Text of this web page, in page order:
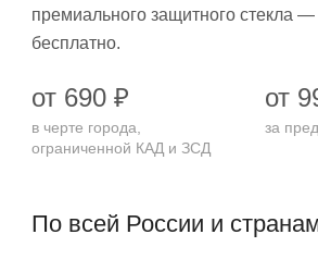
премиального защитного стекла —
бесплатно.
от 690 ₽
в черте города,
ограниченной КАД и ЗСД
от
за
По всей России и